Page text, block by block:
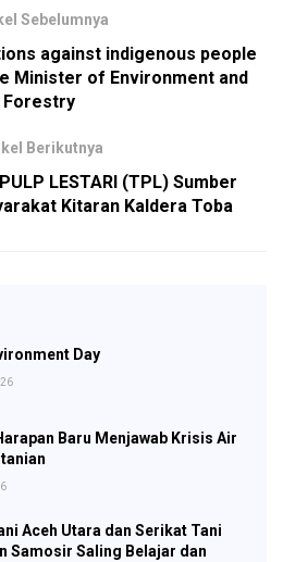
Sebelumnya
against indigenous people
Minister of Environment and
Forestry
Berikutnya
LESTARI (TPL) Sumber
Kitaran Kaldera Toba
Day
Baru Menjawab Krisis Air
Aceh Utara dan Serikat Tani
Samosir Saling Belajar dan